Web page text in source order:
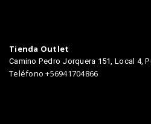
Tienda Outlet
Camino Pedro Jorquera 151, Local 4,
Teléfono +56941704866